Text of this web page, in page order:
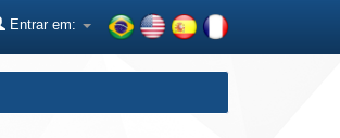
Entrar em: